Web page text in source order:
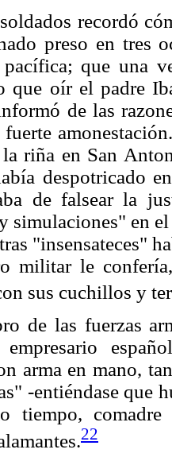
recordó
preso en tres
pacífica; que una
que oír el padre
de las
riña en San
despotricado
de falsear la
simulaciones" en
"insensateces"
militar le
sus cuchillos y
de las fuerzas
empresario
arma en mano,
-entiéndase que
tiempo,
22